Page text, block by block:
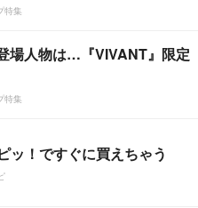
特集
場人物は…『VIVANT』限定
特集
ッ！ですぐに買えちゃう